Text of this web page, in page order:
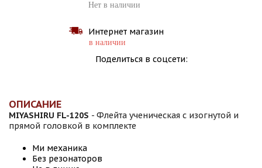
Нет в наличии
Интернет магазин
в наличии
Поделиться в соцсети:
ОПИСАНИЕ
MIYASHIRU FL-120S - Флейта ученическая с изогнутой и
прямой головкой в комплекте
Ми механика
Без резонаторов